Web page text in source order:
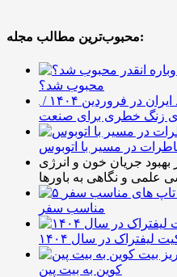
محبوب‌ترین مطالب مجله:
محبوب شد؟
افزایش ۴.۶ درصدی تولید فولاد ایران در فروردین ۱۴۰۴ /
زنگ خطری برای صنعت
در مسیر با اتوبوس
بهبود جریان خون و انرژی
علمی و نگاهی به باورها
مناسب سفر
لیفتراک در سال ۱۴۰۴
کوین به بیت پین